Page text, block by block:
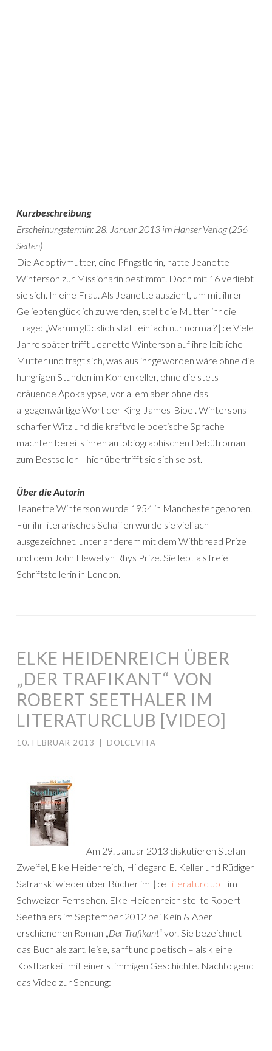
Kurzbeschreibung
Erscheinungstermin: 28. Januar 2013 im Hanser Verlag (256
Seiten)
Die Adoptivmutter, eine Pfingstlerin, hatte Jeanette
Winterson zur Missionarin bestimmt. Doch mit 16 verliebt
sie sich. In eine Frau. Als Jeanette auszieht, um mit ihrer
Geliebten glücklich zu werden, stellt die Mutter ihr die
Frage: „Warum glücklich statt einfach nur normal?†œ Viele
Jahre später trifft Jeanette Winterson auf ihre leibliche
Mutter und fragt sich, was aus ihr geworden wäre ohne die
hungrigen Stunden im Kohlenkeller, ohne die stets
dräuende Apokalypse, vor allem aber ohne das
allgegenwärtige Wort der King-James-Bibel. Wintersons
scharfer Witz und die kraftvolle poetische Sprache
machten bereits ihren autobiographischen Debütroman
zum Bestseller – hier übertrifft sie sich selbst.
Über die Autorin
Jeanette Winterson wurde 1954 in Manchester geboren.
Für ihr literarisches Schaffen wurde sie vielfach
ausgezeichnet, unter anderem mit dem Withbread Prize
und dem John Llewellyn Rhys Prize. Sie lebt als freie
Schriftstellerin in London.
ELKE HEIDENREICH ÜBER
„DER TRAFIKANT“ VON
ROBERT SEETHALER IM
LITERATURCLUB [VIDEO]
10. FEBRUAR 2013 DOLCEVITA
Am 29. Januar 2013 diskutieren Stefan
Zweifel, Elke Heidenreich, Hildegard E. Keller und Rüdiger
Safranski wieder über Bücher im †œLiteraturclub† im
Schweizer Fernsehen. Elke Heidenreich stellte Robert
Seethalers im September 2012 bei Kein & Aber
erschienenen Roman „Der Trafikant“ vor. Sie bezeichnet
das Buch als zart, leise, sanft und poetisch – als kleine
Kostbarkeit mit einer stimmigen Geschichte. Nachfolgend
das Video zur Sendung: